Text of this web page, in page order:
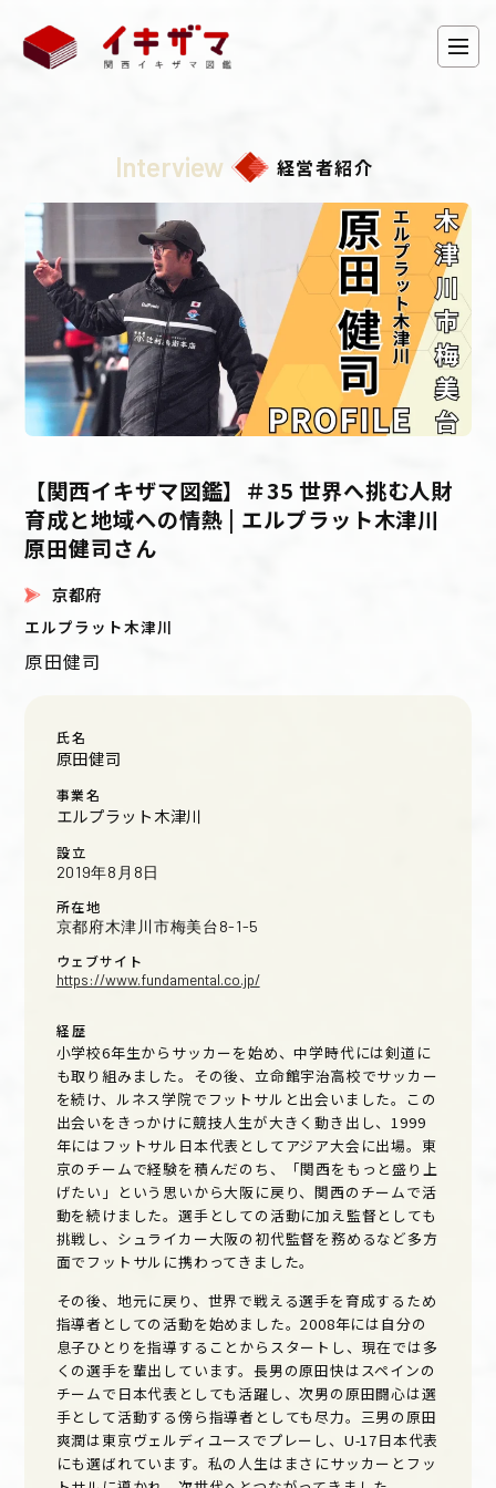
Interview 経営者紹介
【関西イキザマ図鑑】＃35 世界へ挑む人財
育成と地域への情熱 | エルプラット木津川
原田健司さん
京都府
エルプラット木津川
原田健司
氏名
原田健司
事業名
エルプラット木津川
設立
2019年8月8日
所在地
京都府木津川市梅美台8-1-5
ウェブサイト
https://www.fundamental.co.jp/
経歴
小学校6年生からサッカーを始め、中学時代には剣道に
も取り組みました。その後、立命館宇治高校でサッカー
を続け、ルネス学院でフットサルと出会いました。この
出会いをきっかけに競技人生が大きく動き出し、1999
年にはフットサル日本代表としてアジア大会に出場。東
京のチームで経験を積んだのち、「関西をもっと盛り上
げたい」という思いから大阪に戻り、関西のチームで活
動を続けました。選手としての活動に加え監督としても
挑戦し、シュライカー大阪の初代監督を務めるなど多方
面でフットサルに携わってきました。
その後、地元に戻り、世界で戦える選手を育成するため
指導者としての活動を始めました。2008年には自分の
息子ひとりを指導することからスタートし、現在では多
くの選手を輩出しています。長男の原田快はスペインの
チームで日本代表としても活躍し、次男の原田闘心は選
手として活動する傍ら指導者としても尽力。三男の原田
爽潤は東京ヴェルディユースでプレーし、U-17日本代表
にも選ばれています。私の人生はまさにサッカーとフッ